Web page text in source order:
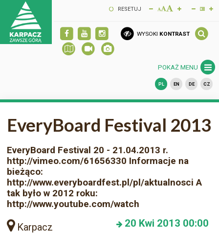
RESETUJ
WYSOKI KONTRAST
POKAŻ MENU
PL EN DE CZ
EveryBoard Festival 2013
EveryBoard Festival 20 - 21.04.2013 r.
http://vimeo.com/61656330 Informacje na
bieżąco:
http://www.everyboardfest.pl/pl/aktualnosci A
tak było w 2012 roku:
http://www.youtube.com/watch
Karpacz 20 Kwi 2013 00:00